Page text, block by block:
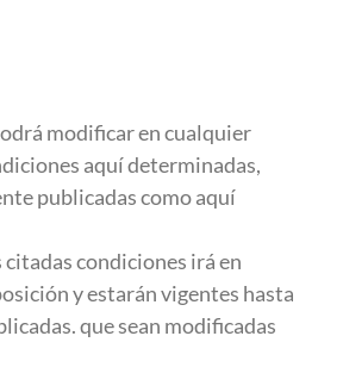
modificar en cualquier
aquí determinadas,
publicadas como aquí
citadas condiciones irá en
y estarán vigentes hasta
que sean modificadas